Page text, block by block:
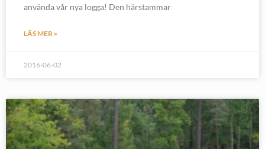
använda vår nya logga! Den härstammar
LÄS MER »
2016-06-02